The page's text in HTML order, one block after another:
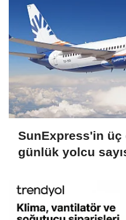
SunExpress'in üç
günlük yolcu